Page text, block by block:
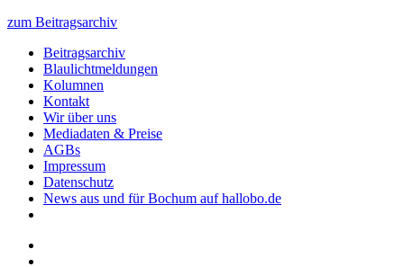
zum Beitragsarchiv
Beitragsarchiv
Blaulichtmeldungen
Kolumnen
Kontakt
Wir über uns
Mediadaten & Preise
AGBs
Impressum
Datenschutz
News aus und für Bochum auf hallobo.de